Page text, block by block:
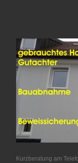
Kurzberatung am